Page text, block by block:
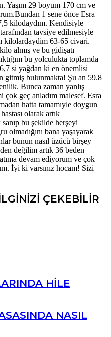
Yaşım 29 boyum 170 cm ve
1 sene önce Esra
kilodaydım. Kendisiyle
tavsiye edilmesiyle
kilolardaydim 63-65 civari.
almış ve bu gidişatı
bu yolculukta toplamda
si yağdan ki en önemlisi
gitmiş bulunmakta! Şu an 59.8
Bunca zaman yanlış
geç anladım malesef. Esra
hatta tamamıyle doygun
olarak artık
bu şekilde herşeyi
olmadığını bana yaşayarak
bunun nasıl üzücü birşey
değilim artık 36 beden
devam ediyorum ve çok
İyi ki varsınız hocam! Sizi
ÇEKEBILIR
HILE
NASIL